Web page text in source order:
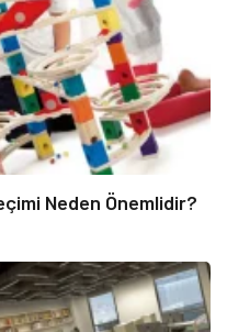
Neden Önemlidir?